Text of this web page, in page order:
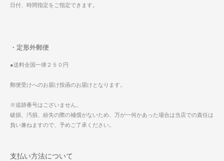
日付、時間指定をご指定できます。
・定形外郵便
●送料全国一律２５０円
郵便受けへのお届け投函のお届けとなります。
※追跡番号はございません。
破損、汚損、紛失の際の補償がないため、万が一何かあった場合は当店での責任は
負い兼ねますので、予めご了承ください。
支払い方法について